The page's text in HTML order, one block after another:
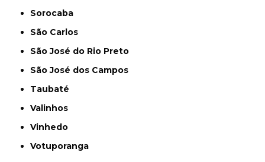
Sorocaba
São Carlos
São José do Rio Preto
São José dos Campos
Taubaté
Valinhos
Vinhedo
Votuporanga